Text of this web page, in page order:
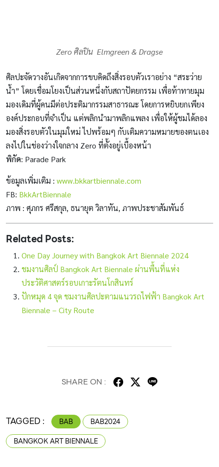
Zero ศิลปิน Elmgreen & Dragse
ศิลปะจัดวางอันเกิดจากการขบคิดถึงสิ่งรอบตัวเราอย่าง “สระว่าย
น้ำ” โดยเชื่อมโยงเป็นส่วนหนึ่งกับสถาปัตยกรรม เพื่อท้าทายมุม
มองเดิมที่ผู้คนมีต่อประติมากรรมสาธารณะ โดยการหยิบยกเพียง
องค์ประกอบที่จำเป็น แต่พลิกนำมาพลิกแพลง เพื่อให้ผู้ชมได้ลอง
มองสิ่งรอบตัวในมุมใหม่ ไปพร้อมๆ กับเติมความหมายของตนเอง
ลงไปในช่องว่างใจกลาง Zero ที่ตั้งอยู่เบื้องหน้า
พิกัด: Parade Park
ข้อมูลเพิ่มเติม : www.bkkartbiennale.com
FB: BkkArtBiennale
ภาพ : ศุภกร ศรีสกุล, ธนายุต วิลาทัน, ภาพประชาสัมพันธ์
Related Posts:
One Day Journey with Bangkok Art Biennale 2024
ชมงานศิลป์ Bangkok Art Biennale ผ่านพื้นที่แห่ง
ประวัติศาสตร์รอบเกาะรัตนโกสินทร์
ปักหมุด 4 จุด ชมงานศิลปะตามแนวรถไฟฟ้า Bangkok Art
Biennale – City Route
SHARE ON :
TAGGED : BAB
BAB2024
BANGKOK ART BIENNALE